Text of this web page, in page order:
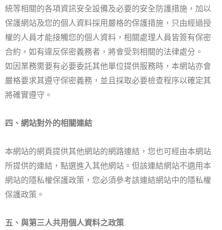
統等相關的各項資訊安全設備及必要的安全防護措施，加以
保護網站及您的個人資料採用嚴格的保護措施，只由經過授
權的人員才能接觸您的個人資料，相關處理人員皆簽有保密
合約，如有違反保密義務者，將會受到相關的法律處分。
如因業務需要有必要委託其他單位提供服務時，本網站亦會
嚴格要求其遵守保密義務，並且採取必要檢查程序以確定其
將確實遵守。
四、網站對外的相關連結
本網站的網頁提供其他網站的網路連結，您也可經由本網站
所提供的連結，點選進入其他網站。但該連結網站不適用本
網站的隱私權保護政策，您必須參考該連結網站中的隱私權
保護政策。
五、與第三人共用個人資料之政策